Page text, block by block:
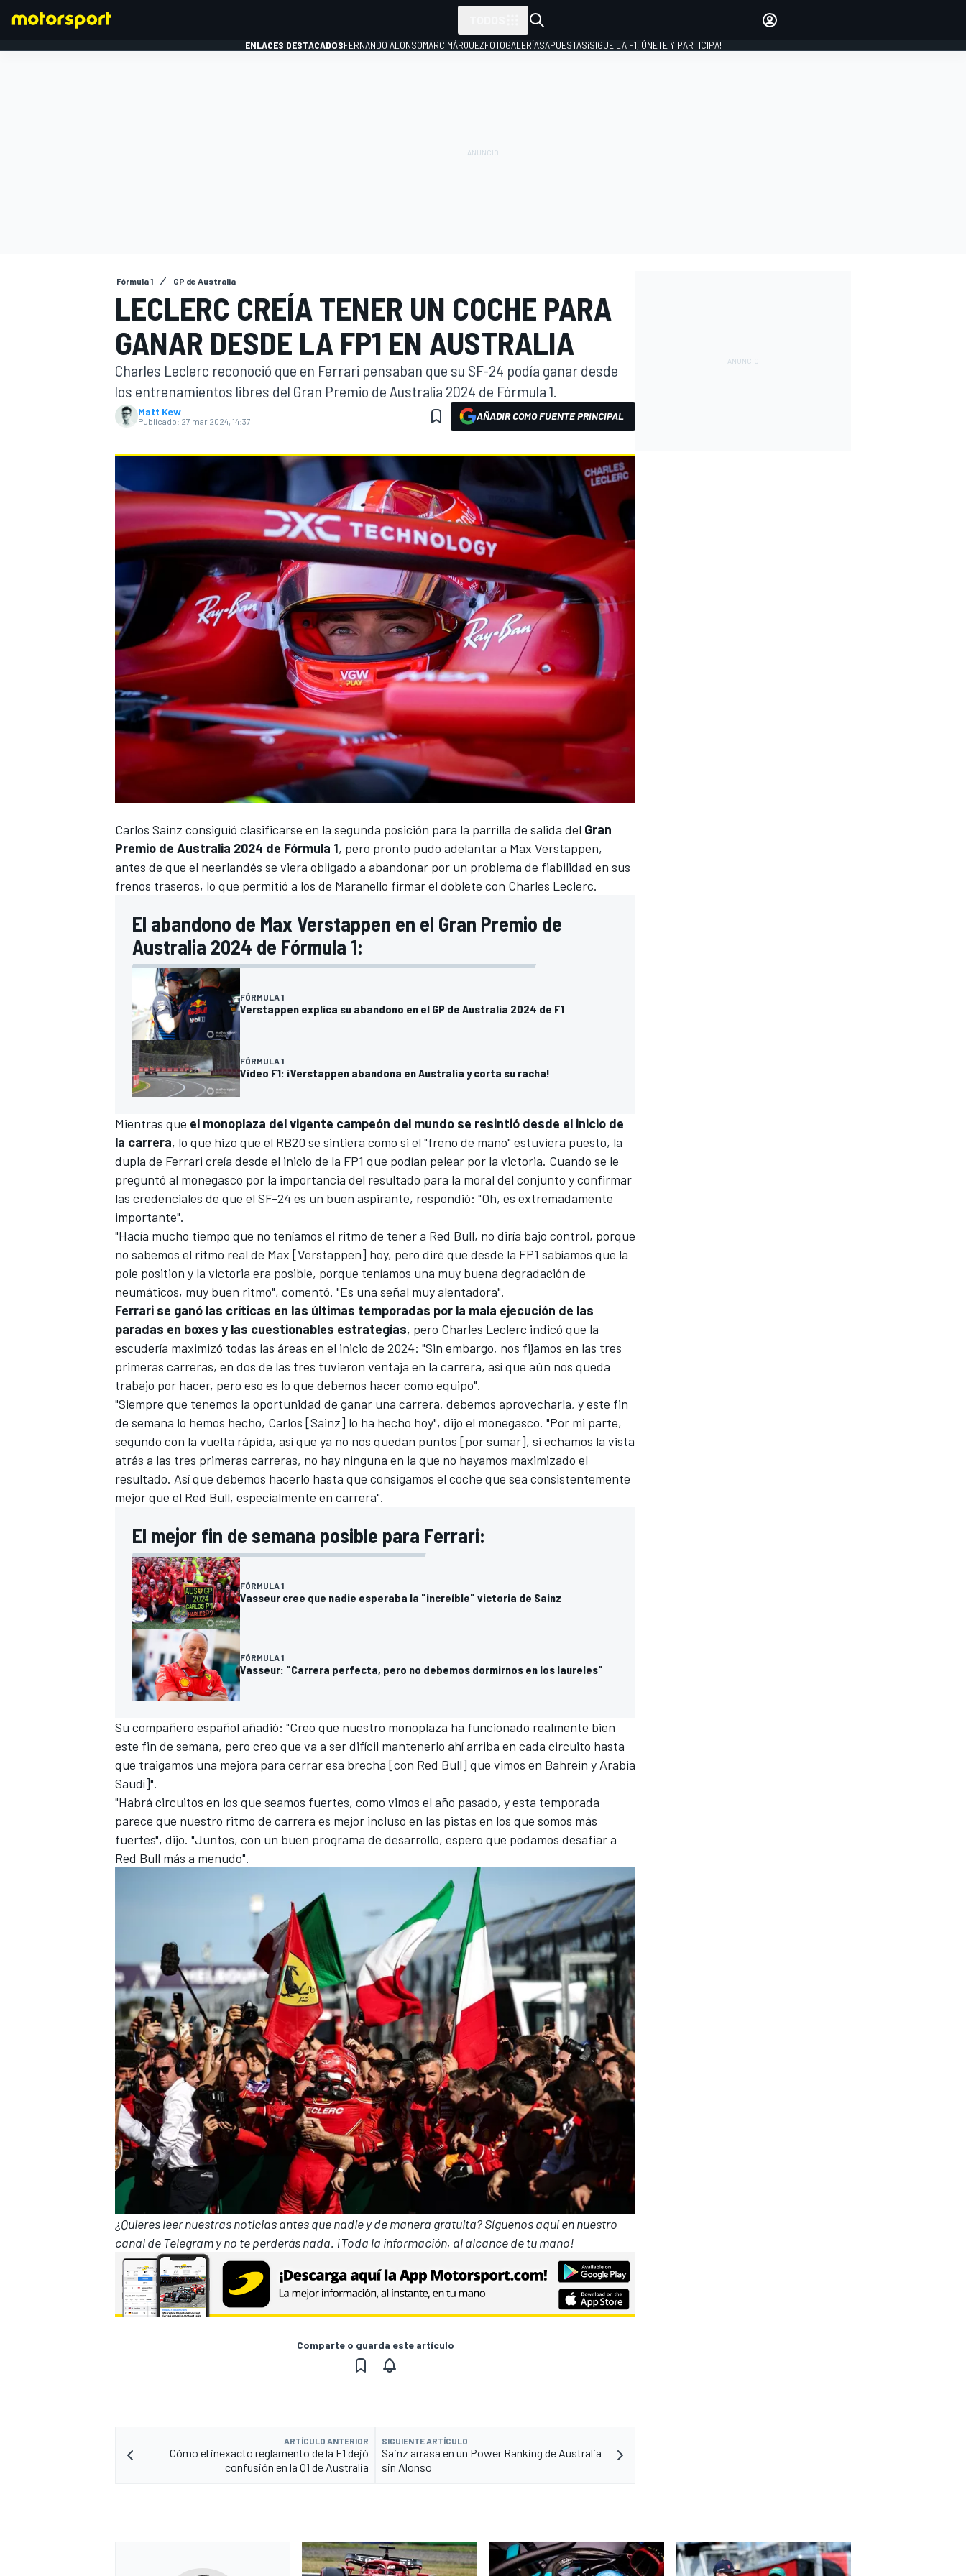
FÓRMULA E
MÁS CATEGORÍAS
ENLACES DESTACADOSFERNANDO ALONSOMARC MÁRQUEZFOTOGALERÍASAPUESTAS¡SIGUE LA F1, ÚNETE Y PARTICIPA!
Fórmula 1 GP de Australia
LECLERC CREÍA TENER UN COCHE PARA
GANAR DESDE LA FP1 EN AUSTRALIA
Charles Leclerc reconoció que en Ferrari pensaban que su SF-24 podía ganar desde
los entrenamientos libres del Gran Premio de Australia 2024 de Fórmula 1.
Matt Kew
Publicado: 27 mar 2024, 14:37 AÑADIR COMO FUENTE PRINCIPAL
Carlos Sainz consiguió clasificarse en la segunda posición para la parrilla de salida del Gran
Premio de Australia 2024 de Fórmula 1, pero pronto pudo adelantar a Max Verstappen,
antes de que el neerlandés se viera obligado a abandonar por un problema de fiabilidad en sus
frenos traseros, lo que permitió a los de Maranello firmar el doblete con Charles Leclerc.
El abandono de Max Verstappen en el Gran Premio de
Australia 2024 de Fórmula 1:
FÓRMULA 1
Verstappen explica su abandono en el GP de Australia 2024 de F1
FÓRMULA 1
Vídeo F1: ¡Verstappen abandona en Australia y corta su racha!
Mientras que el monoplaza del vigente campeón del mundo se resintió desde el inicio de
la carrera, lo que hizo que el RB20 se sintiera como si el "freno de mano" estuviera puesto, la
dupla de Ferrari creía desde el inicio de la FP1 que podían pelear por la victoria. Cuando se le
preguntó al monegasco por la importancia del resultado para la moral del conjunto y confirmar
las credenciales de que el SF-24es un buen aspirante, respondió: "Oh, es extremadamente
importante".
"Hacía mucho tiempo que no teníamos el ritmo de tener a Red Bull, no diría bajo control, porque
no sabemos el ritmo real de Max [Verstappen] hoy, pero diré que desde la FP1 sabíamos que la
pole position y la victoria era posible, porque teníamos una muy buena degradación de
neumáticos, muy buen ritmo", comentó. "Es una señal muy alentadora".
Ferrari se ganó las críticas en las últimas temporadas por la mala ejecución de las
paradas en boxes y las cuestionables estrategias, pero Charles Leclerc indicó que la
escudería maximizó todas las áreas en el inicio de 2024: "Sin embargo, nos fijamos en las tres
primeras carreras, en dos de las tres tuvieron ventaja en la carrera, así que aún nos queda
trabajo por hacer, pero eso es lo que debemos hacer como equipo".
"Siempre que tenemos la oportunidad de ganar una carrera, debemos aprovecharla, y este fin
de semana lo hemos hecho, Carlos [Sainz] lo ha hecho hoy", dijo el monegasco. "Por mi parte,
segundo con la vuelta rápida, así que ya no nos quedan puntos [por sumar], si echamos la vista
atrás a las tres primeras carreras, no hay ninguna en la que no hayamos maximizado el
resultado. Así que debemos hacerlo hasta que consigamos el coche que sea consistentemente
mejor que el Red Bull, especialmente en carrera".
El mejor fin de semana posible para Ferrari:
FÓRMULA 1
Vasseur cree que nadie esperaba la "increíble" victoria de Sainz
FÓRMULA 1
Vasseur: "Carrera perfecta, pero no debemos dormirnos en los laureles"
Su compañero español añadió: "Creo que nuestro monoplaza ha funcionado realmente bien
este fin de semana, pero creo que va a ser difícil mantenerlo ahí arriba en cada circuito hasta
que traigamos una mejora para cerrar esa brecha [con Red Bull] que vimos en Bahrein y Arabia
Saudí]".
"Habrá circuitos en los que seamos fuertes, como vimos el año pasado, y esta temporada
parece que nuestro ritmo de carrera es mejor incluso en las pistas en los que somos más
fuertes", dijo. "Juntos, con un buen programa de desarrollo, espero que podamos desafiar a
Red Bull más a menudo".
¿Quieres leer nuestras noticias antes que nadie y de manera gratuita? Síguenosaquí en nuestro
canal de Telegramy no te perderás nada. ¡Toda la información, al alcance de tu mano!
Comparte o guarda este artículo
ARTÍCULO ANTERIOR
Cómo el inexacto reglamento de la F1 dejó
confusión en la Q1 de Australia
SIGUIENTE ARTÍCULO
Sainz arrasa en un Power Ranking de Australia
sin Alonso